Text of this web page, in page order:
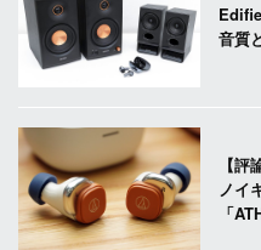
音質
【
ノイ
「